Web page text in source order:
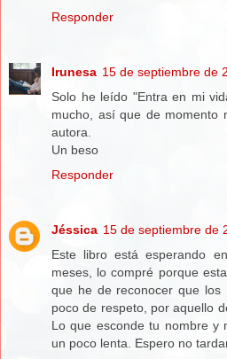
Responder
Irunesa 15 de septiembre de
Solo he leído "Entra en mi
mucho, así que de momento
autora.
Un beso
Responder
Jéssica 15 de septiembre de
Este libro está esperando
meses, lo compré porque
que he de reconocer que los
poco de respeto, por aquello
Lo que esconde tu nombre y
un poco lenta. Espero no